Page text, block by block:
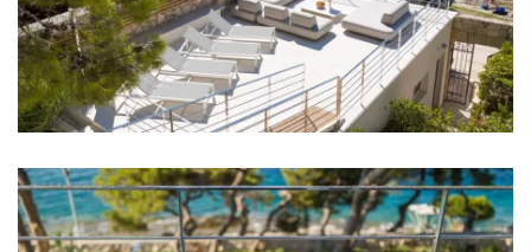
TV u svakoj sobi
Krevetić za bebu
Posteljina